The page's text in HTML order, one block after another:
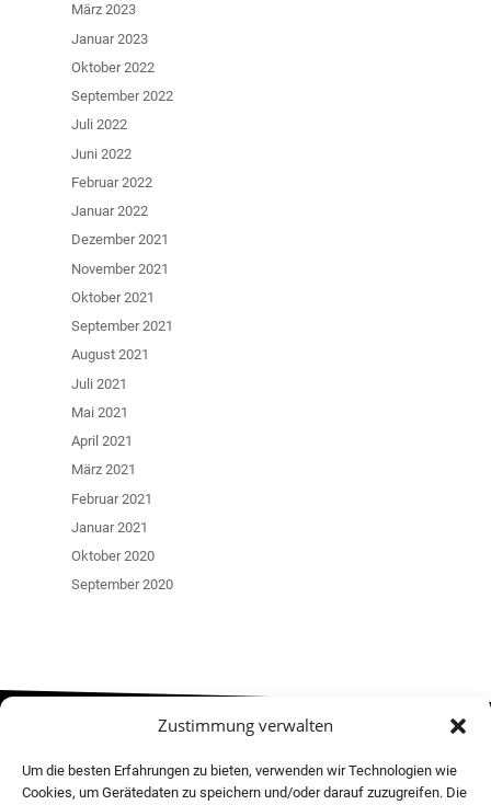
Zustimmung verwalten
Um die besten Erfahrungen zu bieten, verwenden wir Technologien wie
Cookies, um Gerätedaten zu speichern und/oder darauf zuzugreifen. Die
März 2023
Januar 2023
Oktober 2022
September 2022
Juli 2022
Juni 2022
Februar 2022
Januar 2022
Dezember 2021
November 2021
Oktober 2021
September 2021
August 2021
Juli 2021
Mai 2021
April 2021
März 2021
Februar 2021
Januar 2021
Oktober 2020
September 2020